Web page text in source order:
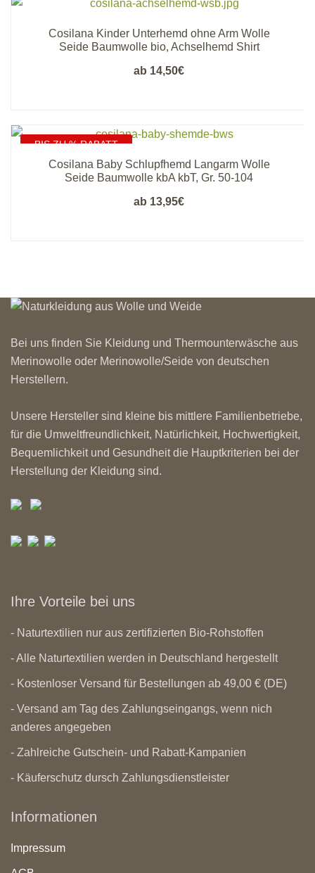
Cosilana Kinder Unterhemd ohne Arm Wolle
Seide Baumwolle bio, Achselhemd Shirt
ab 14,50€
BIS ZU % RABATT
Cosilana Baby Schlupfhemd Langarm Wolle
Seide Baumwolle kbA kbT, Gr. 50-104
ab 13,95€
Bei uns finden Sie Kleidung und Thermounterwäsche aus
Merinowolle oder Merinowolle/Seide von deutschen
Herstellern.
Unsere Hersteller sind kleine bis mittlere Familienbetriebe,
für die Umweltfreundlichkeit, Natürlichkeit, Hochwertigkeit,
Bequemlichkeit und Gesundheit die Hauptkriterien bei der
Herstellung der Kleidung sind.
Ihre Vorteile bei uns
- Naturtextilien nur aus zertifizierten Bio-Rohstoffen
- Alle Naturtextilien werden in Deutschland hergestellt
- Kostenloser Versand für Bestellungen ab 49,00 € (DE)
- Versand am Tag des Zahlungseingangs, wenn nich
anderes angegeben
- Zahlreiche Gutschein- und Rabatt-Kampanien
- Käuferschutz dursch Zahlungsdienstleister
Informationen
Impressum